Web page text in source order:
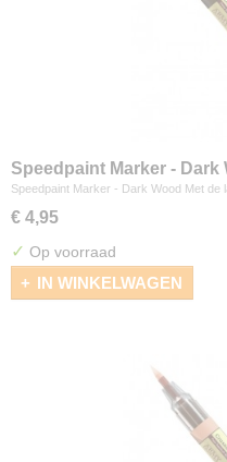
Speedpaint Marker - Dark
Speedpaint Marker - Dark Wood Met
€ 4,95
✓ Op voorraad
IN WINKELWAGEN